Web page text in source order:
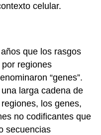
celular.
que los rasgos
regiones
“genes”.
larga cadena de
los genes,
no codificantes que
secuencias